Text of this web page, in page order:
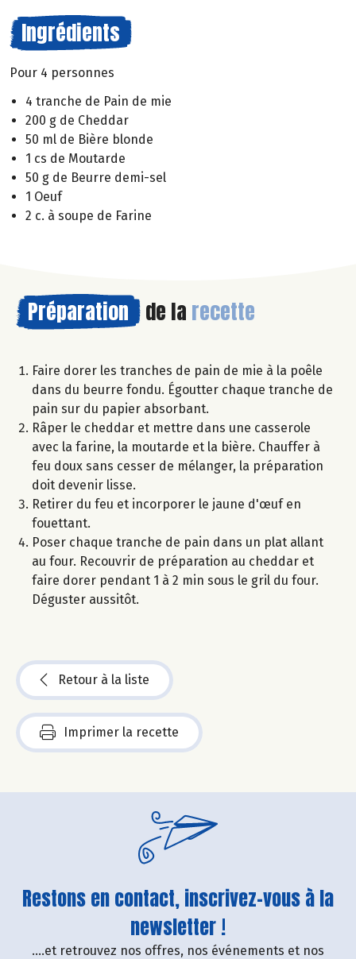
Ingrédients
Pour 4 personnes
4 tranche de Pain de mie
200 g de Cheddar
50 ml de Bière blonde
1 cs de Moutarde
50 g de Beurre demi-sel
1 Oeuf
2 c. à soupe de Farine
Préparation de la recette
Faire dorer les tranches de pain de mie à la poêle
dans du beurre fondu. Égoutter chaque tranche de
pain sur du papier absorbant.
Râper le cheddar et mettre dans une casserole
avec la farine, la moutarde et la bière. Chauffer à
feu doux sans cesser de mélanger, la préparation
doit devenir lisse.
Retirer du feu et incorporer le jaune d'œuf en
fouettant.
Poser chaque tranche de pain dans un plat allant
au four. Recouvrir de préparation au cheddar et
faire dorer pendant 1 à 2 min sous le gril du four.
Déguster aussitôt.
Retour à la liste
Imprimer la recette
Restons en contact, inscrivez-vous à la
newsletter !
....et retrouvez nos offres, nos événements et nos